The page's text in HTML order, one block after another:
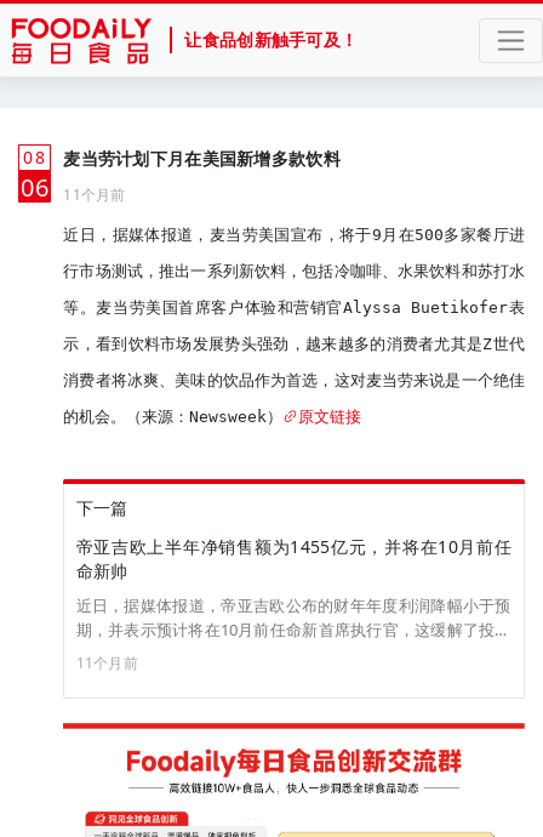
让食品创新触手可及！
08
月
06
麦当劳计划下月在美国新增多款饮料
11个月前
近日，据媒体报道，麦当劳美国宣布，将于9月在500多家餐厅进
行市场测试，推出一系列新饮料，包括冷咖啡、水果饮料和苏打水
等。麦当劳美国首席客户体验和营销官Alyssa Buetikofer表
示，看到饮料市场发展势头强劲，越来越多的消费者尤其是Z世代
消费者将冰爽、美味的饮品作为首选，这对麦当劳来说是一个绝佳
的机会。（来源：Newsweek）
原文链接
下一篇
帝亚吉欧上半年净销售额为1455亿元，并将在10月前任
命新帅
近日，据媒体报道，帝亚吉欧公布的财年年度利润降幅小于预
期，并表示预计将在10月前任命新首席执行官，这缓解了投资
者的担忧，推动其股价上涨近7%。公司公布截至6月底的财年
净销售额为202.45亿美元（折合为1455亿元人民币），较上年
下降0.1%。此外，公司还将成本节约目标提高了约1.25亿美
元，未来三年的总成本节约额将达到约6.25亿美元。临时首席
执行官NikJhangiani对记者表示，虽然会有一些裁员，但这并
非该计划的主要目标。鉴于市场持续挑战，公司预计2026财年
的有机销售额增长将与2025财年持平。受成本削减的推动，有
机营业利润预计将实现中个位数增长。（来源：路透社）
11个月前